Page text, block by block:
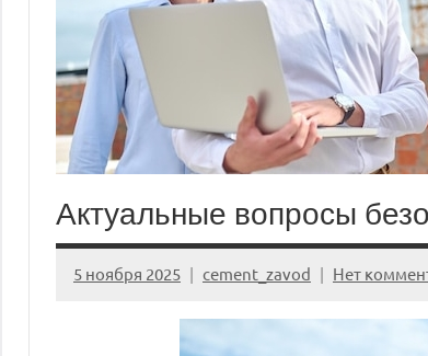
Актуальные вопросы
5 ноября 2025 cement_zavod Нет